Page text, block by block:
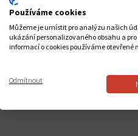
Používáme cookies
Můžeme je umístit pro analýzu našich
ukázání personalizovaného obsahu a
informací o cookies používáme otevřené
Odmítnout